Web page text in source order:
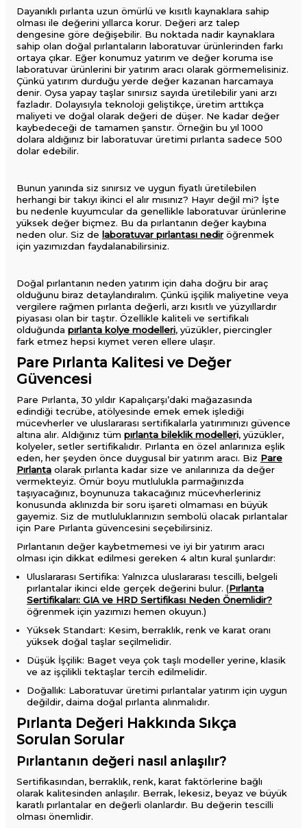
Dayanıklı pırlanta uzun ömürlü ve kısıtlı kaynaklara sahip
olması ile değerini yıllarca korur. Değeri arz talep
dengesine göre değişebilir. Bu noktada nadir kaynaklara
sahip olan doğal pırlantaların laboratuvar ürünlerinden farkı
ortaya çıkar. Eğer konumuz yatırım ve değer koruma ise
laboratuvar ürünlerini bir yatırım aracı olarak görmemelisiniz.
Çünkü yatırım durduğu yerde değer kazanan harcamaya
denir. Oysa yapay taşlar sınırsız sayıda üretilebilir yani arzı
fazladır. Dolayısıyla teknoloji geliştikçe, üretim arttıkça
maliyeti ve doğal olarak değeri de düşer. Ne kadar değer
kaybedeceği de tamamen şanstır. Örneğin bu yıl 1000
dolara aldığınız bir laboratuvar üretimi pırlanta sadece 500
dolar edebilir.
Bunun yanında siz sınırsız ve uygun fiyatlı üretilebilen
herhangi bir takıyı ikinci el alır mısınız? Hayır değil mi? İşte
bu nedenle kuyumcular da genellikle laboratuvar ürünlerine
yüksek değer biçmez. Bu da pırlantanın değer kaybına
neden olur. Siz de laboratuvar pırlantası nediröğrenmek
için yazımızdan faydalanabilirsiniz.
Doğal pırlantanın neden yatırım için daha doğru bir araç
olduğunu biraz detaylandıralım. Çünkü işçilik maliyetine veya
vergilere rağmen pırlanta değerli, arzı kısıtlı ve yüzyıllardır
piyasası olan bir taştır. Özellikle kaliteli ve sertifikalı
olduğunda pırlanta kolye modelleri, yüzükler, piercingler
fark etmez hepsi kıymet veren ellere ulaşır.
Pare Pırlanta Kalitesi ve Değer
Güvencesi
Pare Pırlanta, 30 yıldır Kapalıçarşı’daki mağazasında
edindiği tecrübe, atölyesinde emek emek işlediği
mücevherler ve uluslararası sertifikalarla yatırımınızı güvence
altına alır. Aldığınız tüm pırlanta bileklik modelleri, yüzükler,
kolyeler, setler sertifikalıdır. Pırlanta en özel anlarınıza eşlik
eden, her şeyden önce duygusal bir yatırım aracı. Biz Pare
Pırlanta olarak pırlanta kadar size ve anılarınıza da değer
vermekteyiz. Ömür boyu mutlulukla parmağınızda
taşıyacağınız, boynunuza takacağınız mücevherleriniz
konusunda aklınızda bir soru işareti olmaması en büyük
gayemiz. Siz de mutluluklarınızın sembolü olacak pırlantalar
için Pare Pırlanta güvencesini seçebilirsiniz.
Pırlantanın değer kaybetmemesi ve iyi bir yatırım aracı
olması için dikkat edilmesi gereken 4 altın kural şunlardır:
Uluslararası Sertifika: Yalnızca uluslararası tescilli, belgeli
pırlantalar ikinci elde gerçek değerini bulur. (Pırlanta
Sertifikaları: GIA ve HRD Sertifikası Neden Önemlidir?
öğrenmek için yazımızı hemen okuyun.)
Yüksek Standart: Kesim, berraklık, renk ve karat oranı
yüksek doğal taşlar seçilmelidir.
Düşük İşçilik: Baget veya çok taşlı modeller yerine, klasik
ve az işçilikli tektaşlar tercih edilmelidir.
Doğallık: Laboratuvar üretimi pırlantalar yatırım için uygun
değildir, daima doğal pırlanta alınmalıdır.
Pırlanta Değeri Hakkında Sıkça
Sorulan Sorular
Pırlantanın değeri nasıl anlaşılır?
Sertifikasından, berraklık, renk, karat faktörlerine bağlı
olarak kalitesinden anlaşılır. Berrak, lekesiz, beyaz ve büyük
karatlı pırlantalar en değerli olanlardır. Bu değerin tescilli
olması önemlidir.